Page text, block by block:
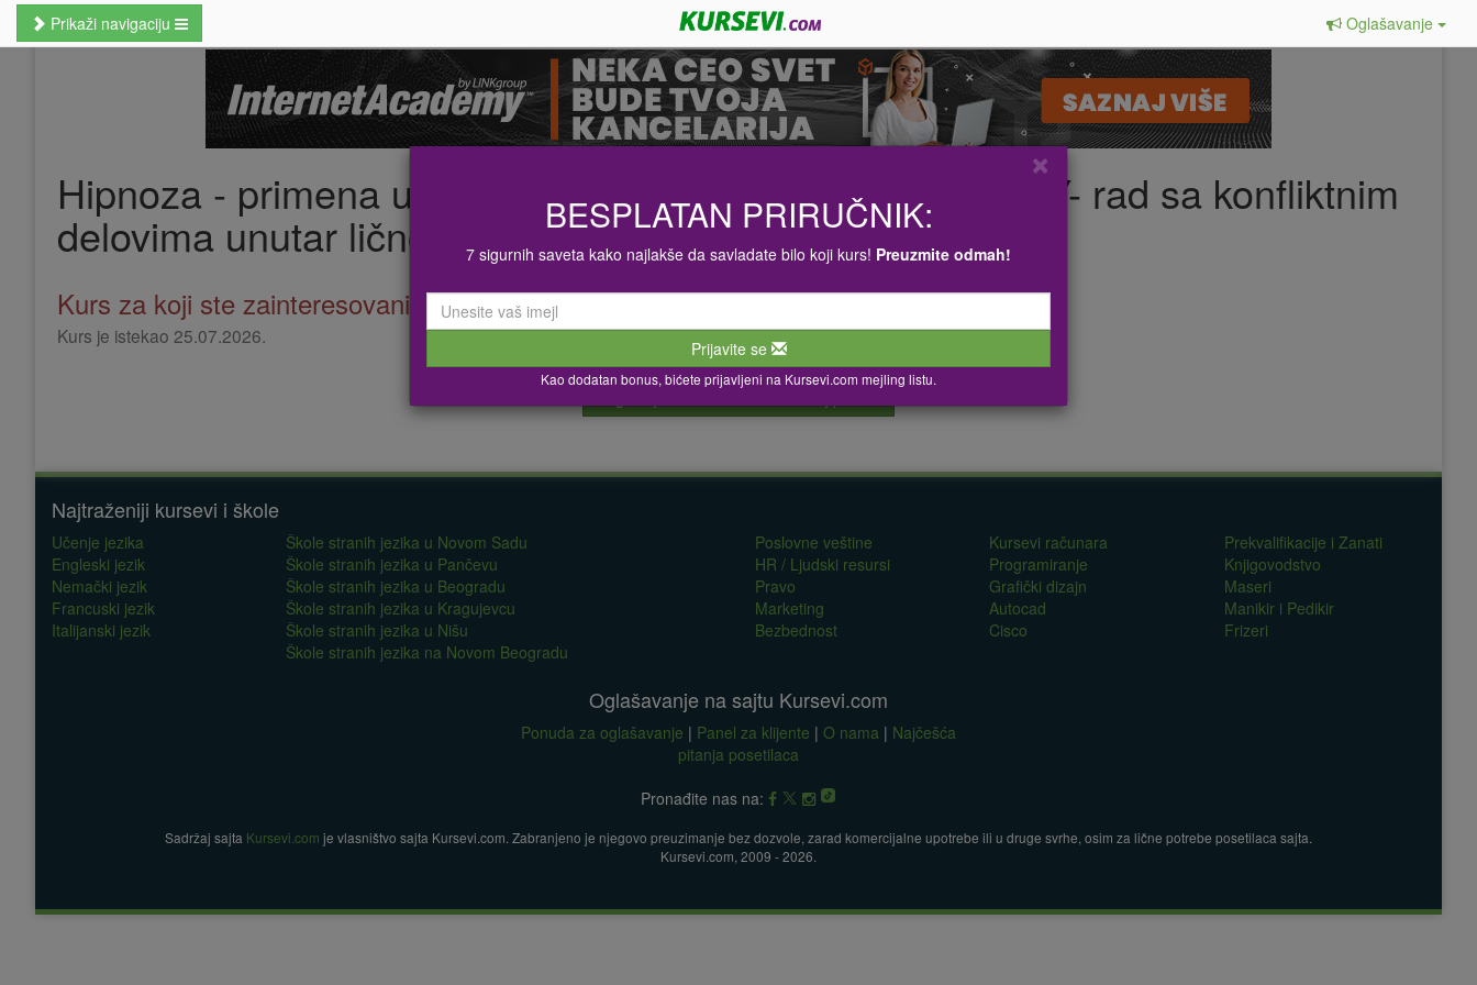
Prikaži navigaciju
Oglašavanje
Kursevi računara
MBA studije
Prekvalifikacije i zanati
Hobi kursevi
Hipnoza - primena u terapijskoj praksi i PARTS THERAPY- rad sa konfliktnim
delovima unutar ličnosti
Kurs za koji ste zainteresovani više nije aktuelan
Kurs je istekao 25.07.2026.
Najtraženiji kursevi i škole
Učenje jezika
Engleski jezik
Nemački jezik
Francuski jezik
Italijanski jezik
Škole stranih jezika u Novom Sadu
Škole stranih jezika u Pančevu
Škole stranih jezika u Beogradu
Škole stranih jezika u Kragujevcu
Škole stranih jezika u Nišu
Škole stranih jezika na Novom Beogradu
Poslovne veštine
HR / Ljudski resursi
Pravo
Marketing
Bezbednost
Kursevi računara
Programiranje
Grafički dizajn
Autocad
Cisco
Prekvalifikacije i Zanati
Knjigovodstvo
Maseri
Manikir i Pedikir
Frizeri
Oglašavanje na sajtu Kursevi.com
Ponuda za oglašavanje | Panel za klijente | O nama | Najčešća
pitanja posetilaca
Pronađite nas na:
Sadržaj sajta Kursevi.com je vlasništvo sajta Kursevi.com. Zabranjeno je njegovo preuzimanje bez dozvole, zarad komercijalne upotrebe ili u druge svrhe, osim za lične potrebe posetilaca sajta.
Kursevi.com, 2009 - 2026.
×
BESPLATAN PRIRUČNIK:
7 sigurnih saveta kako najlakše da savladate bilo koji kurs! Preuzmite odmah!
Prijavite se
Kao dodatan bonus, bićete prijavljeni na Kursevi.com mejling listu.